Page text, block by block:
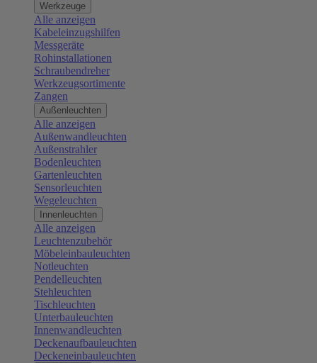
Werkzeuge
Alle anzeigen
Kabeleinzugshilfen
Messgeräte
Rohinstallationen
Schraubendreher
Werkzeugsortimente
Zangen
Außenleuchten
Alle anzeigen
Außenwandleuchten
Außenstrahler
Bodenleuchten
Gartenleuchten
Sensorleuchten
Wegeleuchten
Innenleuchten
Alle anzeigen
Leuchtenzubehör
Möbeleinbauleuchten
Notleuchten
Pendelleuchten
Stehleuchten
Tischleuchten
Unterbauleuchten
Innenwandleuchten
Deckenaufbauleuchten
Deckeneinbauleuchten